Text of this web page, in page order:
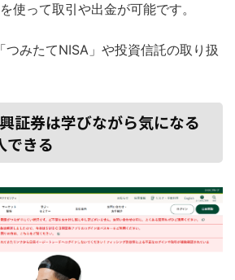
使って取引や出金が可能です。
みたてNISA」や投資信託の取り扱
証券は学びながら気になる
できる